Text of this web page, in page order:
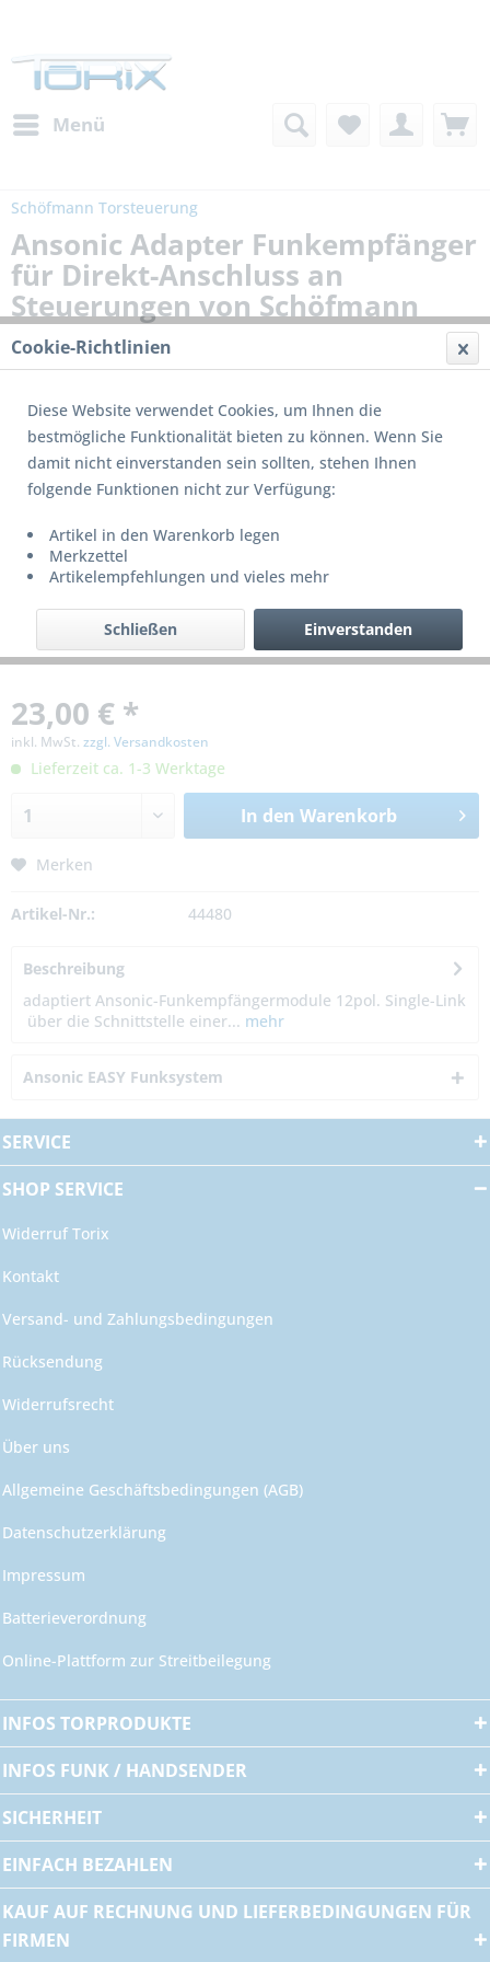
Menü
Schöfmann Torsteuerung
Ansonic Adapter Funkempfänger
für Direkt-Anschluss an
Steuerungen von Schöfmann
23,00 € *
inkl. MwSt. zzgl. Versandkosten
Lieferzeit ca. 1-3 Werktage
In den Warenkorb
Merken
Artikel-Nr.: 44480
Beschreibung
adaptiert Ansonic-Funkempfängermodule 12pol. Single-Link
über die Schnittstelle einer... mehr
Ansonic EASY Funksystem
SERVICE
SHOP SERVICE
Widerruf Torix
Kontakt
Versand- und Zahlungsbedingungen
Rücksendung
Widerrufsrecht
Über uns
Allgemeine Geschäftsbedingungen (AGB)
Datenschutzerklärung
Impressum
Batterieverordnung
Online-Plattform zur Streitbeilegung
INFOS TORPRODUKTE
INFOS FUNK / HANDSENDER
SICHERHEIT
EINFACH BEZAHLEN
KAUF AUF RECHNUNG UND LIEFERBEDINGUNGEN FÜR
FIRMEN
Cookie-Richtlinien
Diese Website verwendet Cookies, um Ihnen die
bestmögliche Funktionalität bieten zu können. Wenn Sie
damit nicht einverstanden sein sollten, stehen Ihnen
folgende Funktionen nicht zur Verfügung:
Artikel in den Warenkorb legen
Merkzettel
Artikelempfehlungen und vieles mehr
Einverstanden
Schließen